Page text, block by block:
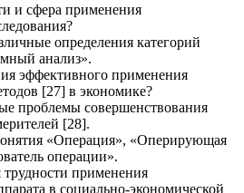
и сфера применения
определения категорий
анализ».
эффективного применения
[27] в экономике?
проблемы совершенствования
[28].
«Операция», «Оперирующая
операции».
применения
в социально-экономической